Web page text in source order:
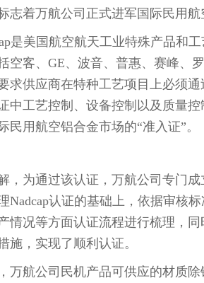
志着万航公司正式进军国际民用航
是美国航空航天工业特殊产品和
空客、GE、波音、普惠、赛峰、
求供应商在特种工艺项目上必须
中工艺控制、设备控制以及质量
民用航空铝合金市场的“准入证”。
，为通过该认证，万航公司专门
Nadcap认证的基础上，依据审核
情况等方面认证流程进行梳理，
施，实现了顺利认证。
万航公司民机产品可供应的材质